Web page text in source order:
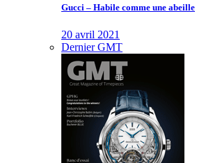
Gucci – Habile comme une abeille
20 avril 2021
Dernier GMT